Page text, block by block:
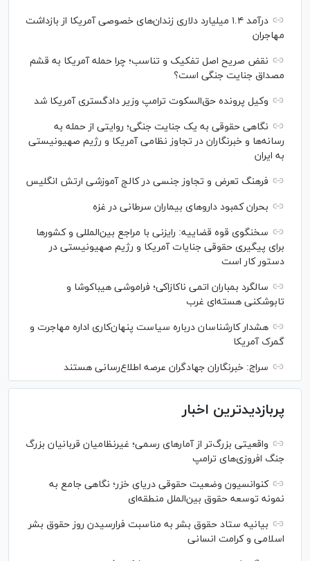
درآمد ۱.۴ میلیارد دلاری زندان‌های خصوصی آمریکا از بازداشت
مهاجران
نقض صریح اصل تفکیک و تناسب؛ چرا حمله آمریکا به قشم
مصداق جنایت جنگی است؟
وکیل پرونده حق‌السکوت ترامپ وزیر دادگستری آمریکا شد
نگاهی حقوقی به یک جنایت جنگی؛ روایتی از حمله به
رسانه‌ها و خبرنگاران در تجاوز نظامی آمریکا و رژیم صهیونیستی
به ایران
فرهنگ تعرض و تجاوز جنسی در کالج آموزشی ارتش انگلیس
بحران کمبود دارو‌های بیماران سرطانی در غزه
سخنگوی قوه قضاییه: رایزنی‌ با مراجع بین‌المللی و کشور‌ها
برای پیگیری حقوقی جنایات آمریکا و رژیم صهیونیستی در
دستور کار است
سالگرد بمباران اتمی ناکازاکی؛ فراموشی هیباکوشا و
تابوشکنی هسته‌ای غرب
هشدار کارشناسان درباره سیاست پنهان‌کاری اداره مهاجرت و
گمرک آمریکا
سراج: خبرنگاران جهادگران عرصه اطلاع‌رسانی هستند
پربازدیدترین اخبار
واقعیتی بزرگ‌تر از آمار‌های رسمی؛ غیرنظامیان قربانیان بزرگ
جنگ افروزی‌های ترامپ
کنوانسیون وضعیت حقوقی دریای خزر؛ نگاهی جامع به
نمونه توسعه حقوق بین‌الملل منطقه‌ای
بیانیه ستاد حقوق بشر به مناسبت فرارسیدن روز حقوق بشر
اسلامی و کرامت انسانی